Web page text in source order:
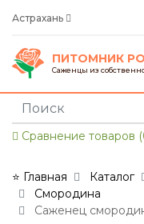
Астрахань
ПИТОМНИК
Саженцы из
Сравнение товаров
⭐ Главная Каталог
Смородина
Саженец